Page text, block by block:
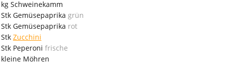
kg Schweinekamm
Stk Gemüsepaprika grün
Stk Gemüsepaprika rot
Stk Zucchini
Stk Peperoni frische
kleine Möhren